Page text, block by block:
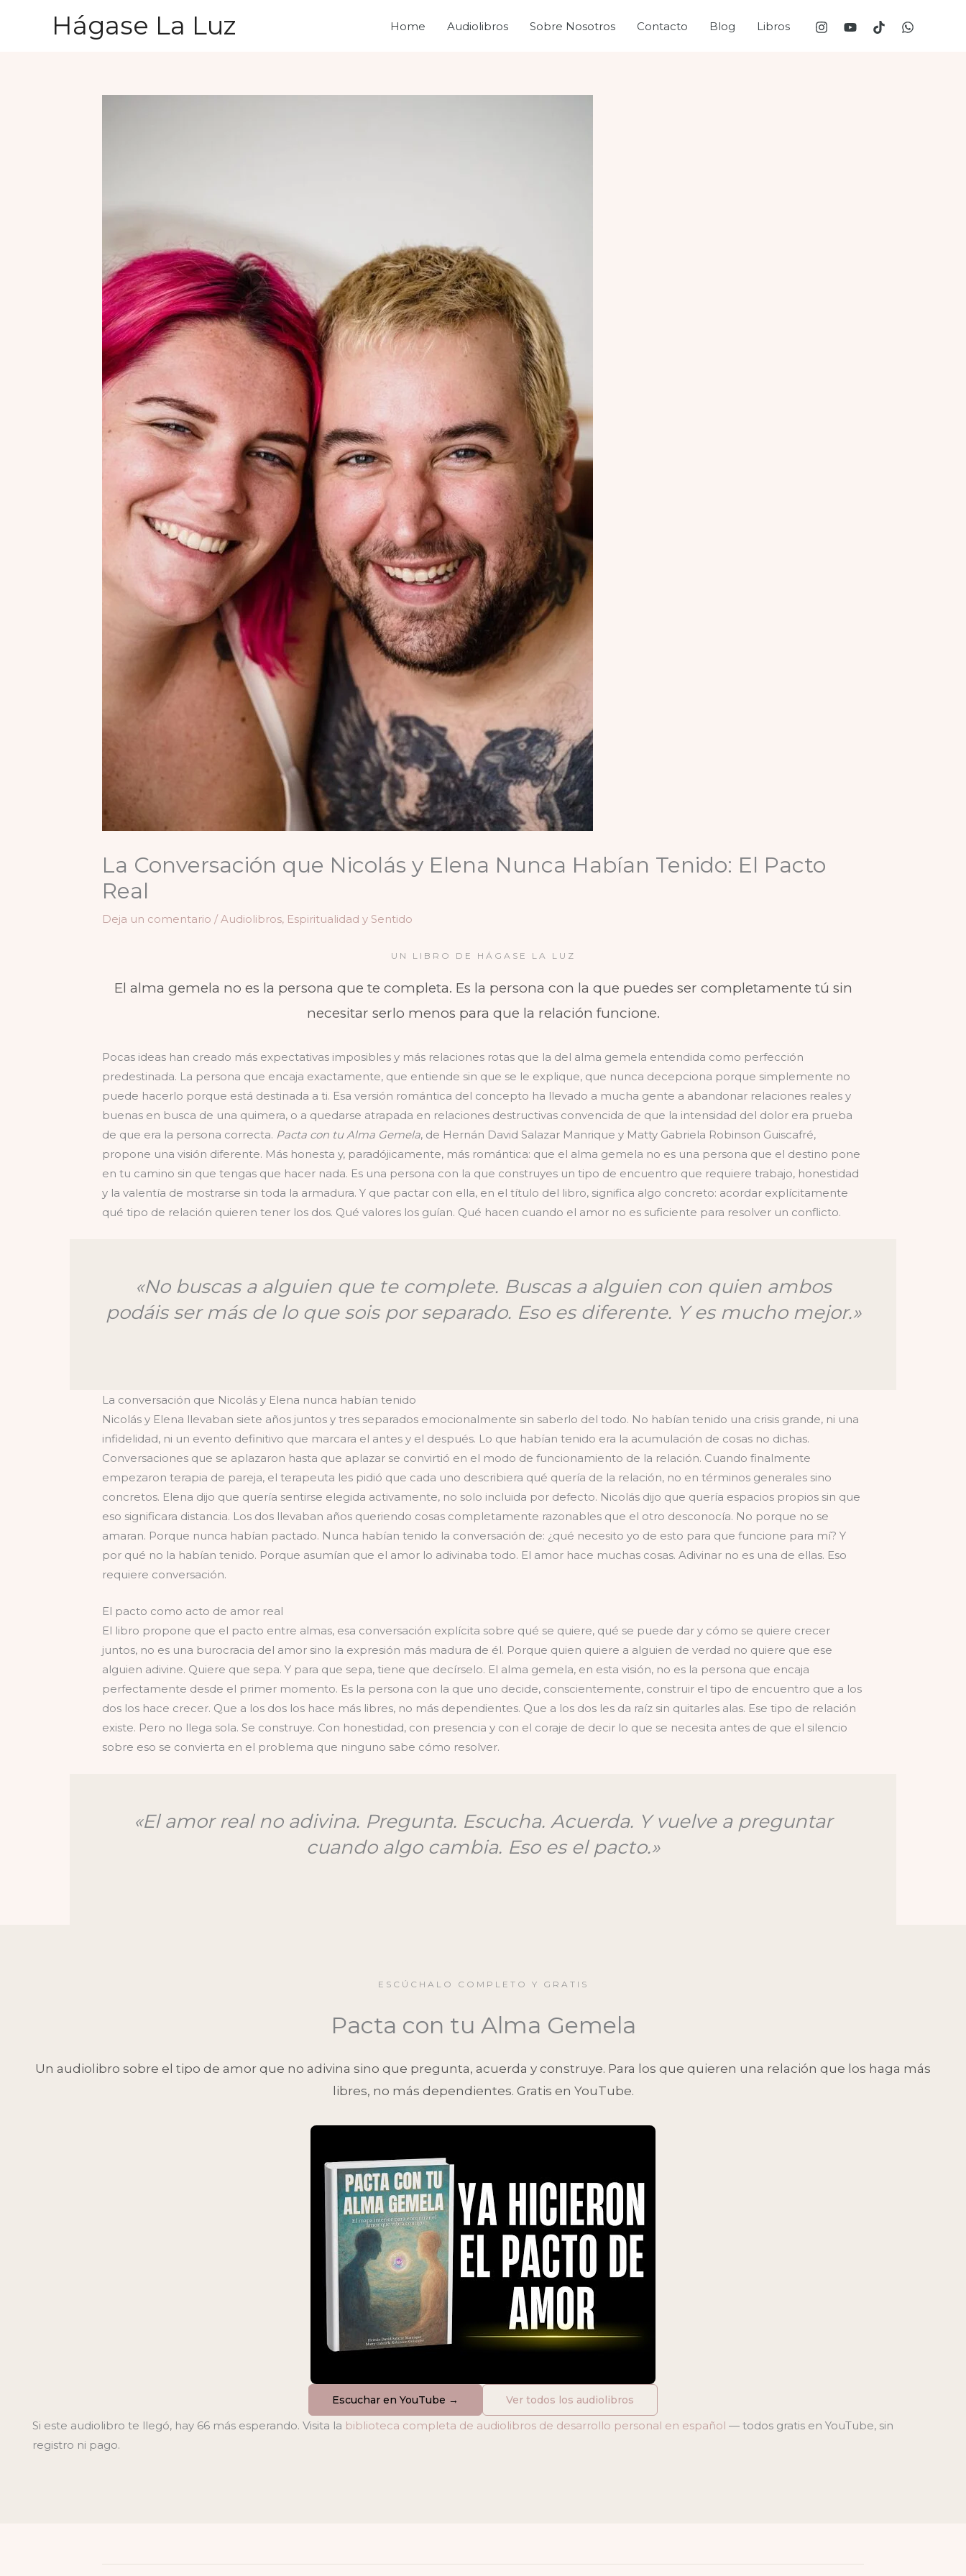
Hágase La Luz Home Audiolibros Sobre Nosotros Contacto Blog Libros
La Conversación que Nicolás y Elena Nunca Habían Tenido: El Pacto
Real
Deja un comentario /Audiolibros, Espiritualidad y Sentido
UN LIBRO DE HÁGASE LA LUZ
El alma gemela no es la persona que te completa. Es la persona con la que puedes ser completamente tú sin
necesitar serlo menos para que la relación funcione.
Pocas ideas han creado más expectativas imposibles y más relaciones rotas que la del alma gemela entendida como perfección
predestinada. La persona que encaja exactamente, que entiende sin que se le explique, que nunca decepciona porque simplemente no
puede hacerlo porque está destinada a ti. Esa versión romántica del concepto ha llevado a mucha gente a abandonar relaciones reales y
buenas en busca de una quimera, o a quedarse atrapada en relaciones destructivas convencida de que la intensidad del dolor era prueba
de que era la persona correcta. Pacta con tu Alma Gemela, de Hernán David Salazar Manrique y Matty Gabriela Robinson Guiscafré,
propone una visión diferente. Más honesta y, paradójicamente, más romántica: que el alma gemela no es una persona que el destino pone
en tu camino sin que tengas que hacer nada. Es una persona con la que construyes un tipo de encuentro que requiere trabajo, honestidad
y la valentía de mostrarse sin toda la armadura. Y que pactar con ella, en el título del libro, significa algo concreto: acordar explícitamente
qué tipo de relación quieren tener los dos. Qué valores los guían. Qué hacen cuando el amor no es suficiente para resolver un conflicto.
«No buscas a alguien que te complete. Buscas a alguien con quien ambos
podáis ser más de lo que sois por separado. Eso es diferente. Y es mucho mejor.»
La conversación que Nicolás y Elena nunca habían tenido
Nicolás y Elena llevaban siete años juntos y tres separados emocionalmente sin saberlo del todo. No habían tenido una crisis grande, ni una
infidelidad, ni un evento definitivo que marcara el antes y el después. Lo que habían tenido era la acumulación de cosas no dichas.
Conversaciones que se aplazaron hasta que aplazar se convirtió en el modo de funcionamiento de la relación. Cuando finalmente
empezaron terapia de pareja, el terapeuta les pidió que cada uno describiera qué quería de la relación, no en términos generales sino
concretos. Elena dijo que quería sentirse elegida activamente, no solo incluida por defecto. Nicolás dijo que quería espacios propios sin que
eso significara distancia. Los dos llevaban años queriendo cosas completamente razonables que el otro desconocía. No porque no se
amaran. Porque nunca habían pactado. Nunca habían tenido la conversación de: ¿qué necesito yo de esto para que funcione para mí? Y
por qué no la habían tenido. Porque asumían que el amor lo adivinaba todo. El amor hace muchas cosas. Adivinar no es una de ellas. Eso
requiere conversación.
El pacto como acto de amor real
El libro propone que el pacto entre almas, esa conversación explícita sobre qué se quiere, qué se puede dar y cómo se quiere crecer
juntos, no es una burocracia del amor sino la expresión más madura de él. Porque quien quiere a alguien de verdad no quiere que ese
alguien adivine. Quiere que sepa. Y para que sepa, tiene que decírselo. El alma gemela, en esta visión, no es la persona que encaja
perfectamente desde el primer momento. Es la persona con la que uno decide, conscientemente, construir el tipo de encuentro que a los
dos los hace crecer. Que a los dos los hace más libres, no más dependientes. Que a los dos les da raíz sin quitarles alas. Ese tipo de relación
existe. Pero no llega sola. Se construye. Con honestidad, con presencia y con el coraje de decir lo que se necesita antes de que el silencio
sobre eso se convierta en el problema que ninguno sabe cómo resolver.
«El amor real no adivina. Pregunta. Escucha. Acuerda. Y vuelve a preguntar
cuando algo cambia. Eso es el pacto.»
ESCÚCHALO COMPLETO Y GRATIS
Pacta con tu Alma Gemela
Un audiolibro sobre el tipo de amor que no adivina sino que pregunta, acuerda y construye. Para los que quieren una relación que los haga más
libres, no más dependientes. Gratis en YouTube.
Escuchar en YouTube → Ver todos los audiolibros
Si este audiolibro te llegó, hay 66 más esperando. Visita la biblioteca completa de audiolibros de desarrollo personal en español — todos gratis en YouTube, sin
registro ni pago.